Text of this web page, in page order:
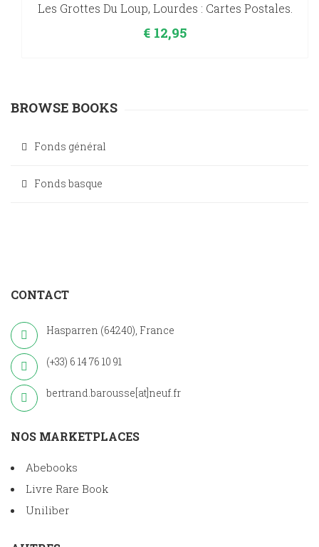
Les Grottes Du Loup, Lourdes : Cartes Postales.
€ 12,95
BROWSE BOOKS
Fonds général
Fonds basque
CONTACT
Hasparren (64240), France
(+33) 6 14 76 10 91
bertrand.barousse[at]neuf.fr
NOS MARKETPLACES
Abebooks
Livre Rare Book
Uniliber